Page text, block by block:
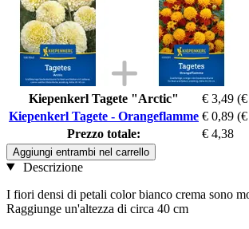
Kiepenkerl Tagete "Arctic" € 3,49
Kiepenkerl Tagete - Orangeflamme € 0,89
Prezzo totale:
€ 4,38
Aggiungi entrambi nel carrello
Descrizione
I fiori densi di petali color bianco crema sono
Raggiunge un'altezza di circa 40 cm